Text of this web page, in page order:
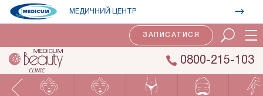
МЕДИЧНИЙ ЦЕНТР
ЗАПИСАТИСЯ
0800-215-103